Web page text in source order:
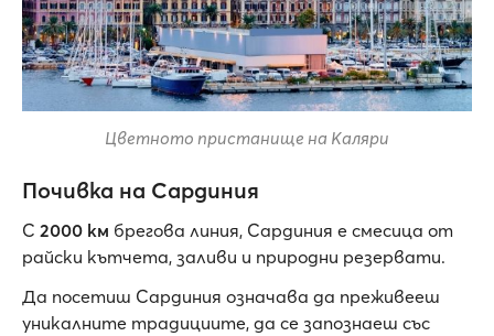
Цветното пристанище на Каляри
Почивка на Сардиния
С 2000 км брегова линия, Сардиния е смесица от
райски кътчета, заливи и природни резервати.
Да посетиш Сардиния означава да преживееш
уникалните традициите, да се запознаеш със